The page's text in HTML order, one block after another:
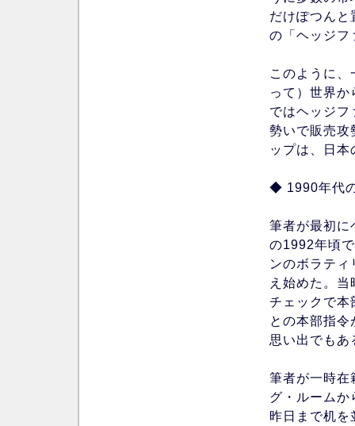
だけぽつんと
の「ヘッジフ
このように
って）世界
ではヘッジフ
勢いで販売攻
ップは、日
◆ 1990年代
筆者が最初に
の1992年頃
ンのボラテ
え始めた。
チェックで本
との本部指
思い出でもあ
筆者が一時在
グ・ルームか
昨日まで机を